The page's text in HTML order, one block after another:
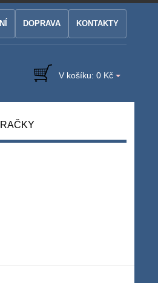
DOPRAVA KONTAKTY
V košíku: 0 Kč